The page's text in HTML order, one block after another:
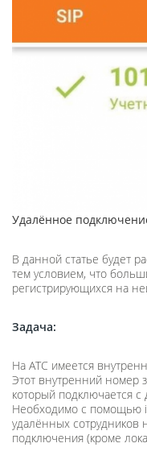
Удалённое
В данной статье будет
тем условием, что
регистрирующихся на
Задача:
На АТС имеется
Этот внутренний номер
который подключается с
Необходимо с помощью
удалённых
подключения (кроме